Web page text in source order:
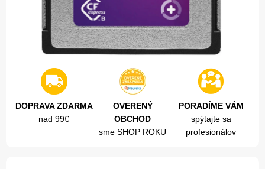
DOPRAVA ZDARMA
nad 99€
OVERENÝ
OBCHOD
sme SHOP ROKU
PORADÍME VÁM
spýtajte sa
profesionálov